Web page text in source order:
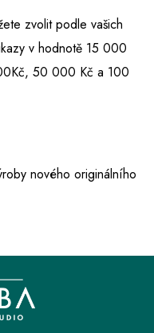
zvolit podle vašich
v hodnotě 15 000
50 000 Kč a 100
nového originálního